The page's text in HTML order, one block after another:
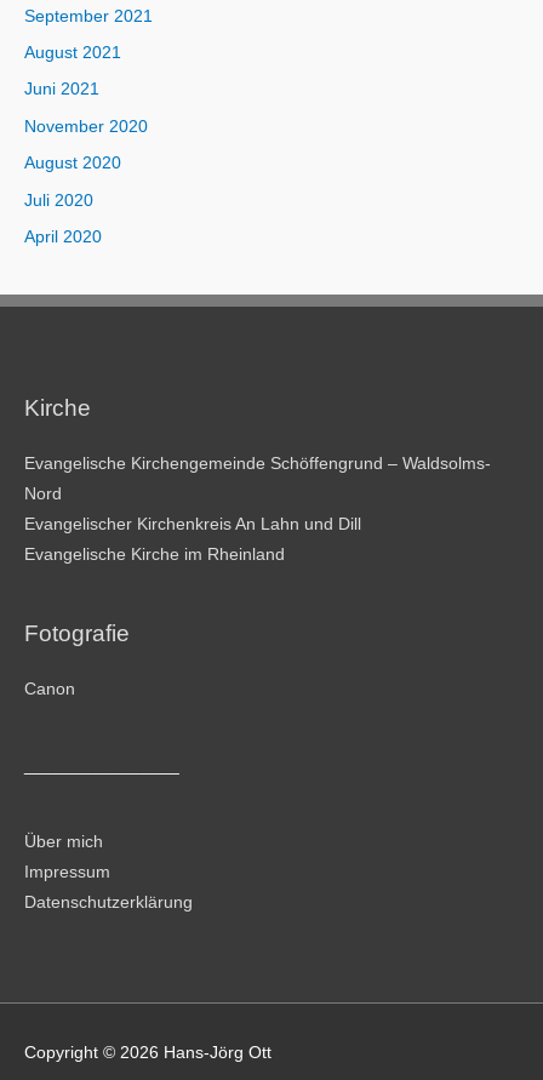
September 2021
August 2021
Juni 2021
November 2020
August 2020
Juli 2020
April 2020
Kirche
Evangelische Kirchengemeinde Schöffengrund – Waldsolms-
Nord
Evangelischer Kirchenkreis An Lahn und Dill
Evangelische Kirche im Rheinland
Fotografie
Canon
Über mich
Impressum
Datenschutzerklärung
Copyright © 2026 Hans-Jörg Ott